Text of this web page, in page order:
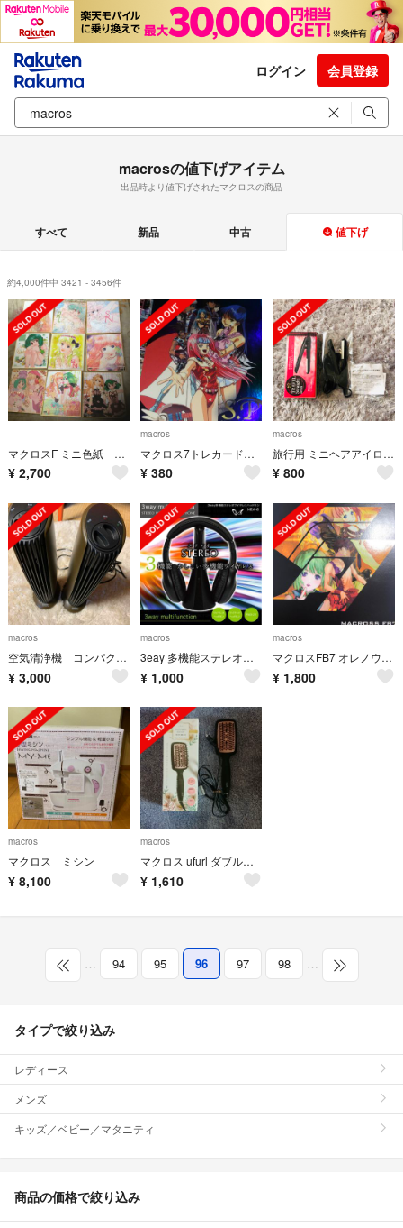
ログイン 会員登録
macrosの値下げアイテム
出品時より値下げされたマクロスの商品
すべて 新品 中古 値下げ
約4,000件中 3421 - 3456件
マクロスF ミニ色紙 ランカリー 9枚セット
¥ 2,700
macros
マクロス7トレカードセット10枚初版熱気バサラミレーネ等格安送料込み
¥ 380
macros
旅行用 ミニヘアアイロン マクロス MCE-3319
¥ 800
macros
空気清浄機 コンパクト スリム
¥ 3,000
macros
3eay 多機能ステレオワイヤレスヘッドホン
¥ 1,000
macros
マクロスFB7 オレノウタヲキケ！ 初回限定盤
¥ 1,800
macros
マクロス ミシン
¥ 8,100
macros
マクロス ufurl ダブルイオニックアイロンブラシ MEBL-94
¥ 1,610
… 94 95 96 97 98 …
タイプで絞り込み
レディース
メンズ
キッズ／ベビー／マタニティ
商品の価格で絞り込み